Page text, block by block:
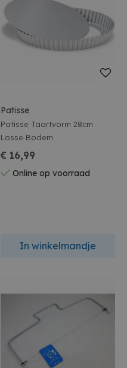
Patisse
Patisse Taartvorm 28cm
Losse Bodem
€ 16,99
Online op voorraad
In winkelmandje